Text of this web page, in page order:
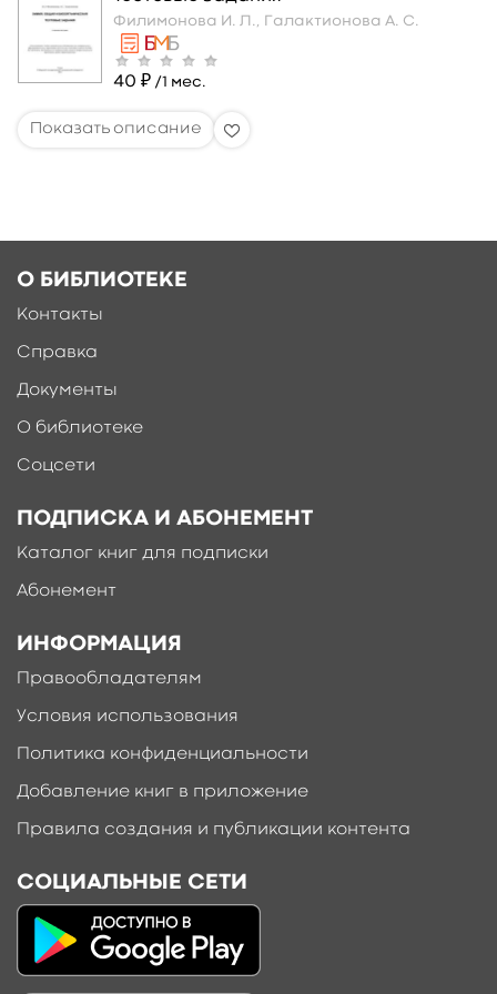
Филимонова И. Л., Галактионова А. С.
40 ₽ /1 мес.
О БИБЛИОТЕКЕ
Контакты
Справка
Документы
О библиотеке
Соцсети
ПОДПИСКА И АБОНЕМЕНТ
Каталог книг для подписки
Абонемент
ИНФОРМАЦИЯ
Правообладателям
Условия использования
Политика конфиденциальности
Добавление книг в приложение
Правила создания и публикации контента
СОЦИАЛЬНЫЕ СЕТИ